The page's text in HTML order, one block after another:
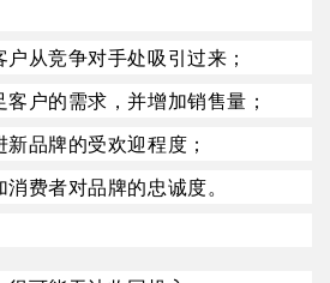
竞争对手处吸引过来；
的需求，并增加销售量；
牌的受欢迎程度；
者对品牌的忠诚度。